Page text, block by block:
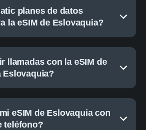
planes de datos
la eSIM de Eslovaquia?
llamadas con la eSIM de
Eslovaquia?
eSIM de Eslovaquia con
teléfono?